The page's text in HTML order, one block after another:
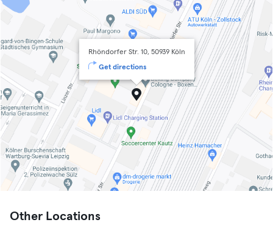
Rhöndorfer Str. 10, 50939 Köln
Get directions
Other Locations